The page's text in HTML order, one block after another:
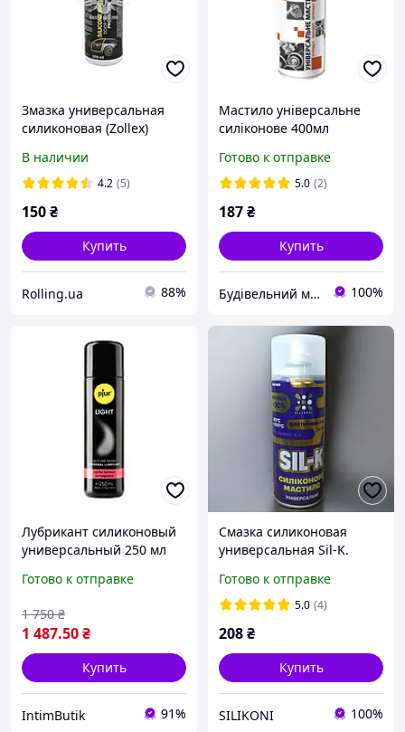
Змазка универсальная
силиконовая (Zollex)
уплотнителей),18033,
В наличии
4.2 (5)
150₴
Купить
Rolling.ua 88%
Мастило універсальне
силіконове 400мл
Готово к отправке
5.0 (2)
187₴
Купить
Будівельний маркет Маяк 100%
Лубрикант силиконовый
универсальный 250 мл
и массажа
Готово к отправке
1 487.50₴
1 750 ₴
Купить
IntimButik 91%
Смазка силиконовая
универсальная Sil-K.
Готово к отправке
5.0 (4)
208₴
Купить
SILIKONI 100%